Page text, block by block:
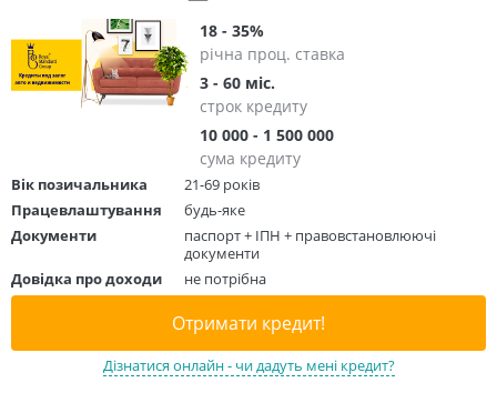
18 - 35%
річна проц. ставка
3 - 60 міс.
строк кредиту
10 000 - 1 500 000
сума кредиту
Вік позичальника
21-69 років
Працевлаштування
будь-яке
Документи
паспорт + ІПН + правовстановлюючі
документи
Довідка про доходи
не потрібна
Отримати кредит!
Дізнатися онлайн - чи дадуть мені кредит?